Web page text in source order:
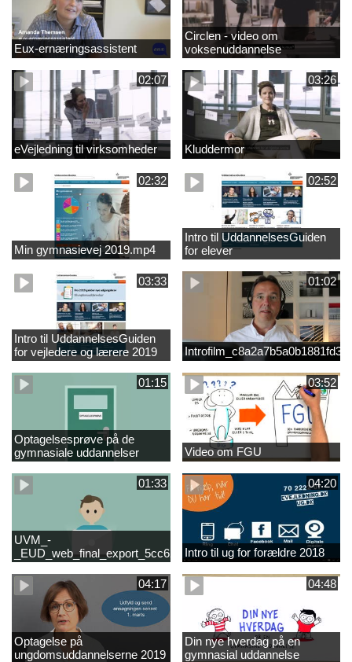
Eux-ernæringsassistent
Circlen - video om
voksenuddannelse
02:07
eVejledning til virksomheder
03:26
Kluddermor
02:32
Min gymnasievej 2019.mp4
02:52
Intro til UddannelsesGuiden
for elever
03:33
Intro til UddannelsesGuiden
for vejledere og lærere 2019
01:02
01:15
Optagelsesprøve på de
gymnasiale uddannelser
03:52
Video om FGU
01:33
UVM_-
04:20
Intro til ug for forældre 2018
04:17
Optagelse på
ungdomsuddannelserne 2019
04:48
Din nye hverdag på en
gymnasial uddannelse